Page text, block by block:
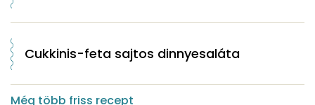
Cukkinis-feta sajtos dinnyesaláta
Még több friss recept